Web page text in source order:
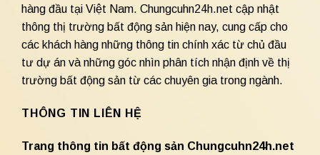
hàng đầu tại Việt Nam. Chungcuhn24h.net cập nhật
thông thị trường bất động sản hiện nay, cung cấp cho
các khách hàng những thông tin chính xác từ chủ đầu
tư dự án và những góc nhìn phân tích nhận định về thị
trường bất động sản từ các chuyên gia trong ngành.
THÔNG TIN LIÊN HỆ
Trang thông tin bất động sản Chungcuhn24h.net